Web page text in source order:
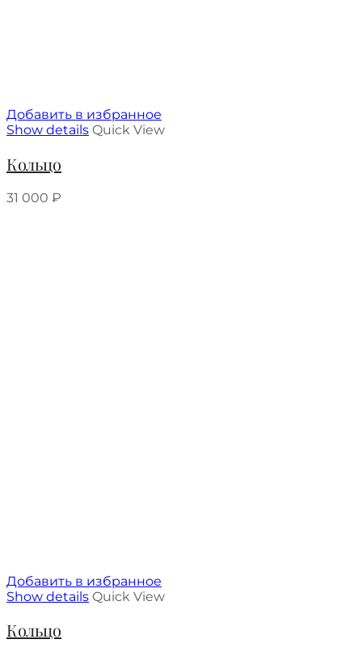
Добавить в избранное
Show details Quick View
Кольцо
31 000 ₽
Добавить в избранное
Show details Quick View
Кольцо